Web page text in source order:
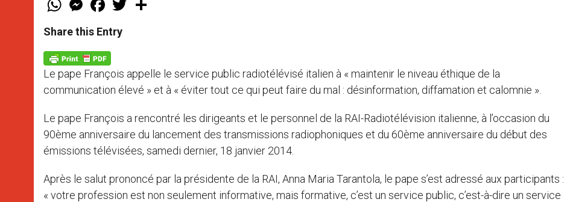
t
s
p
p
e
s
e
g
e
r
a
e
b
k
w
Share this Entry
Le pape François appelle le service public radiotélévisé italien à « maintenir le niveau éthique de la
communication élevé » et à « éviter tout ce qui peut faire du mal : désinformation, diffamation et calomnie ».
Le pape François a rencontré les dirigeants et le personnel de la RAI-Radiotélévision italienne, à l’occasion du
90ème anniversaire du lancement des transmissions radiophoniques et du 60ème anniversaire du début des
émissions télévisées, samedi dernier, 18 janvier 2014.
Après le salut prononcé par la présidente de la RAI, Anna Maria Tarantola, le pape s’est adressé aux participants :
« votre profession est non seulement informative, mais formative, c’est un service public, c’est-à-dire un service